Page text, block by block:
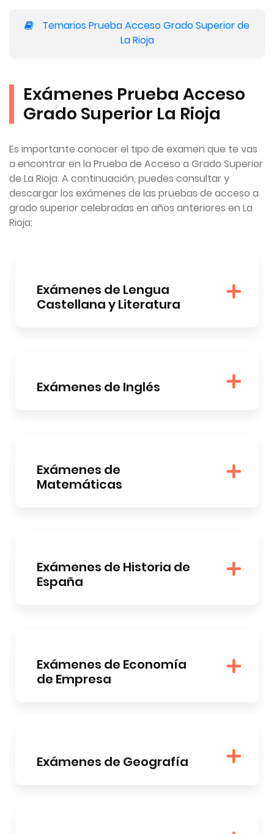
Temarios Prueba Acceso Grado Superior de
La Rioja
Exámenes Prueba Acceso
Grado Superior La Rioja
Es importante conocer el tipo de examen que te vas
a encontrar en la Prueba de Acceso a Grado Superior
de La Rioja. A continuación, puedes consultar y
descargar los exámenes de las pruebas de acceso a
grado superior celebradas en años anteriores en La
Rioja:
Exámenes de Lengua
Castellana y Literatura
Exámenes de Inglés
Exámenes de
Matemáticas
Exámenes de Historia de
España
Exámenes de Economía
de Empresa
Exámenes de Geografía